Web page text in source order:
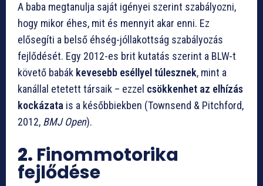
A baba megtanulja saját igényei szerint szabályozni,
hogy mikor éhes, mit és mennyit akar enni. Ez
elősegíti a belső éhség-jóllakottság szabályozás
fejlődését. Egy 2012-es brit kutatás szerint a BLW-t
követő babák kevesebb eséllyel túlesznek, mint a
kanállal etetett társaik – ezzel csökkenhet az elhízás
kockázata is a későbbiekben (Townsend & Pitchford,
2012, BMJ Open).
2. Finommotorika
fejlődése